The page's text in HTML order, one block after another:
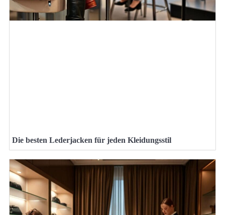
Die besten Lederjacken für jeden Kleidungsstil